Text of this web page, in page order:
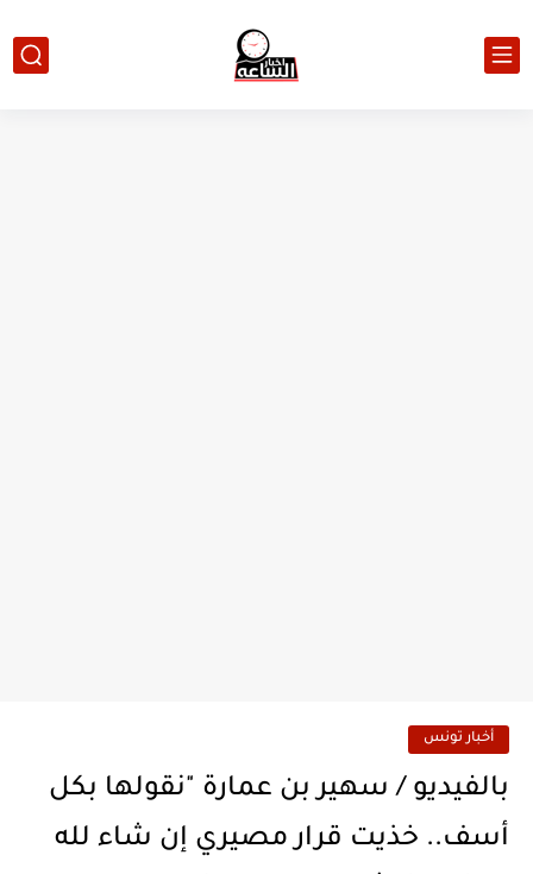
أخبار تونس
بالفيديو / سهير بن عمارة "نقولها بكل
أسف.. خذيت قرار مصيري إن شاء لله